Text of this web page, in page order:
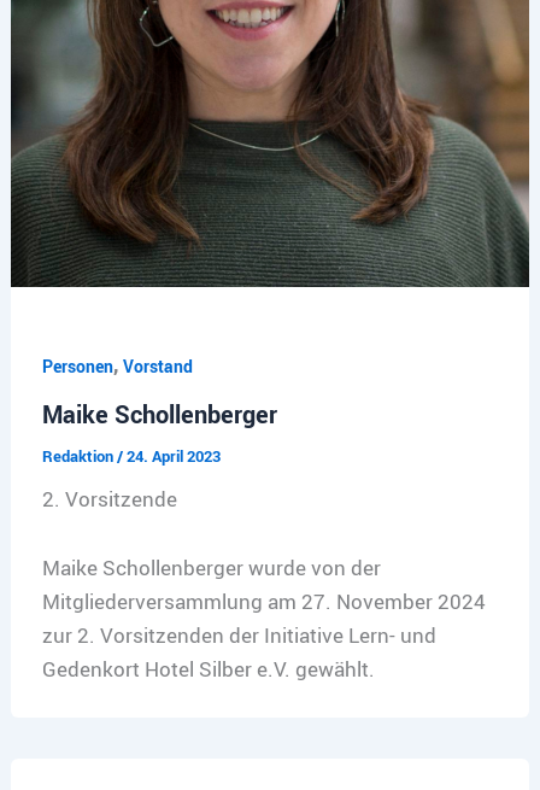
Personen, Vorstand
Maike Schollenberger
Redaktion/24. April 2023
2. Vorsitzende
Maike Schollenberger wurde von der
Mitgliederversammlung am 27. November 2024
zur 2. Vorsitzenden der Initiative Lern- und
Gedenkort Hotel Silber e.V. gewählt.